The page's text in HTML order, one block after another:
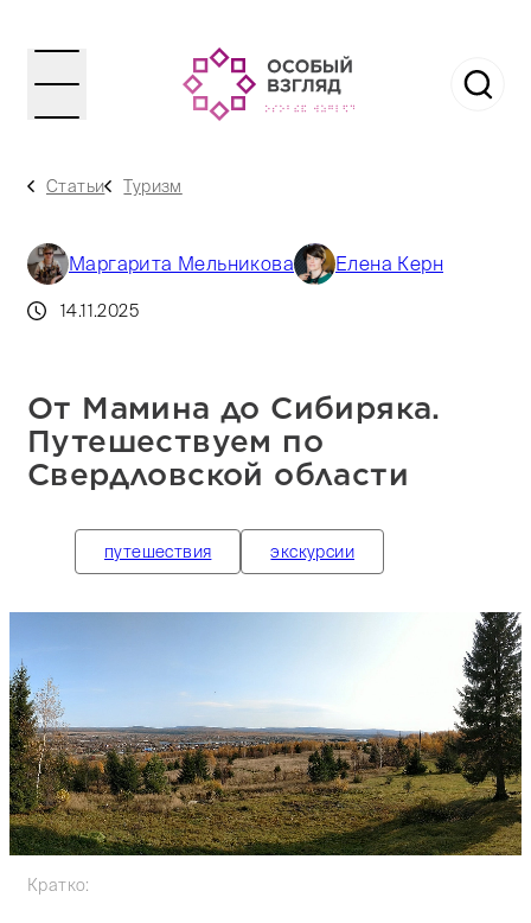
Статьи Туризм
Маргарита Мельникова Елена Керн
14.11.2025
От Мамина до Сибиряка.
Путешествуем по
Свердловской области
путешествия экскурсии
Кратко: